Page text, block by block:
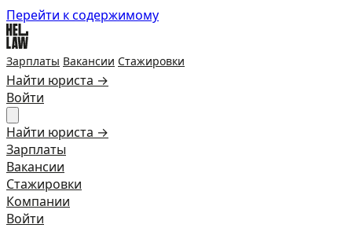
Перейти к содержимому
Зарплаты Вакансии Стажировки
Найти юриста →
Войти
Найти юриста →
Зарплаты
Вакансии
Стажировки
Компании
Войти